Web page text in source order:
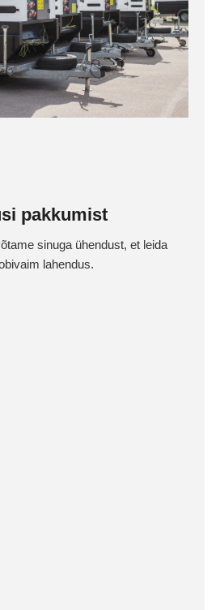
pakkumist
sinuga ühendust, et leida
lahendus.